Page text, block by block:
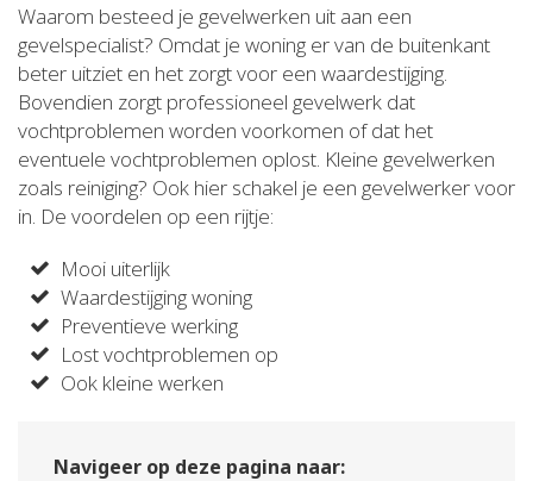
Waarom besteed je gevelwerken uit aan een
gevelspecialist? Omdat je woning er van de buitenkant
beter uitziet en het zorgt voor een waardestijging.
Bovendien zorgt professioneel gevelwerk dat
vochtproblemen worden voorkomen of dat het
eventuele vochtproblemen oplost. Kleine gevelwerken
zoals reiniging? Ook hier schakel je een gevelwerker voor
in. De voordelen op een rijtje:
Mooi uiterlijk
Waardestijging woning
Preventieve werking
Lost vochtproblemen op
Ook kleine werken
Navigeer op deze pagina naar: